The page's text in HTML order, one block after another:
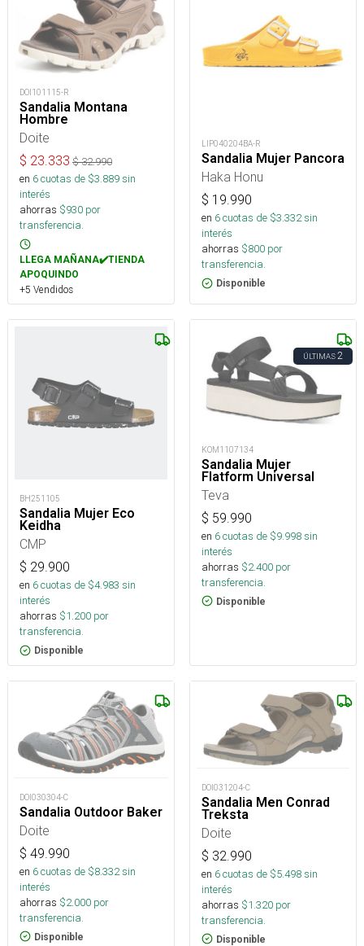
DOI101115-R
Sandalia Montana
Hombre
Doite
$ 23.333 $32.990
en 6cuotas de $3.889sin
interés
ahorras $930 por
transferencia.
LLEGA MAÑANA✔️TIENDA
APOQUINDO
+5 Vendidos
LIP040204BA-R
Sandalia Mujer Pancora
Haka Honu
$ 19.990
en 6cuotas de $3.332sin
interés
ahorras $800 por
transferencia.
Disponible
BH251105
Sandalia Mujer Eco
Keidha
CMP
$ 29.900
en 6cuotas de $4.983 sin
interés
ahorras $1.200 por
transferencia.
Disponible
ÚLTIMAS2
KOM1107134
Sandalia Mujer
Flatform Universal
Teva
$ 59.990
en 6cuotas de $9.998sin
interés
ahorras $2.400 por
transferencia.
Disponible
DOI030304-C
Sandalia Outdoor Baker
Doite
$ 49.990
en 6cuotas de $8.332sin
interés
ahorras $2.000 por
transferencia.
Disponible
DOI031204-C
Sandalia Men Conrad
Treksta
Doite
$ 32.990
en 6cuotas de $5.498sin
interés
ahorras $1.320 por
transferencia.
Disponible